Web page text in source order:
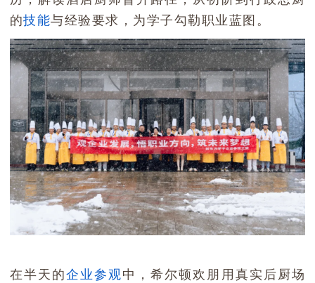
的技能与经验要求，为学子勾勒职业蓝图。
在半天的企业参观中，希尔顿欢朋用真实后厨场